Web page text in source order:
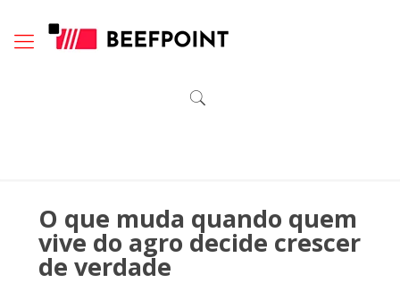
O que muda quando quem
vive do agro decide crescer
de verdade